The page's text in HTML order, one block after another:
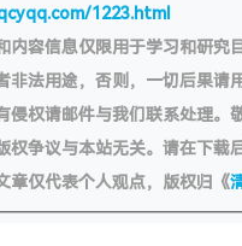
1223.html
容信息仅限用于学习和研究
法用途，否则，一切后果请
权请邮件与我们联系处理。
权争议与本站无关。请在下载
章仅代表个人观点，版权归《